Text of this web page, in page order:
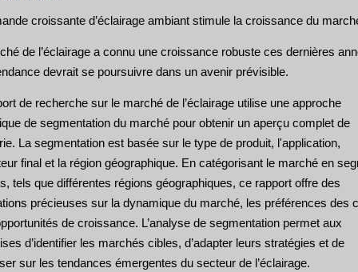
croissante d’éclairage ambiant stimule la croissance du
de l’éclairage a connu une croissance robuste ces dernières
devrait se poursuivre dans un avenir prévisible.
de recherche sur le marché de l’éclairage utilise une approche
de segmentation du marché pour obtenir un aperçu complet de
La segmentation est basée sur le type de produit, l'application,
final et la région géographique. En catégorisant le marché en
tels que différentes régions géographiques, ce rapport offre des
précieuses sur la dynamique du marché, les préférences des
de croissance. L’analyse de segmentation permet aux
d’identifier les marchés cibles, d’adapter leurs stratégies et de
sur les tendances émergentes du secteur de l’éclairage.